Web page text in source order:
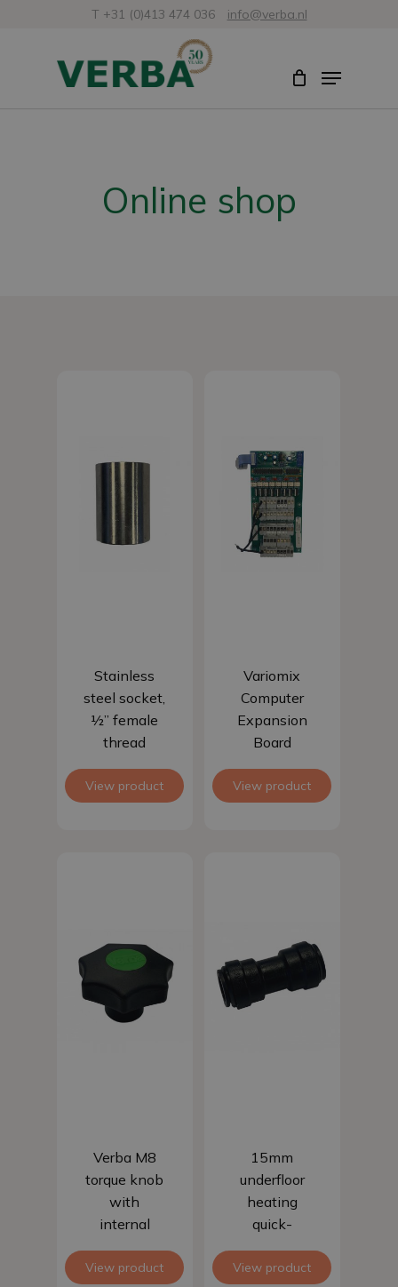
T +31 (0)413 474 036 info@verba.nl
Menu
Online shop
Stainless
steel socket,
½” female
thread
View product
Variomix
Computer
Expansion
Board
View product
Verba M8
torque knob
with
internal
stainless
steel thread
View product
15mm
underfloor
heating
quick-
connect
fitting
View product